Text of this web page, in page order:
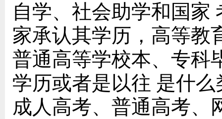
自学、社会助学和国家
家承认其学历，高等教
普通高等学校本、专科
学历或者是以往 是什
成人高考、普通高考、